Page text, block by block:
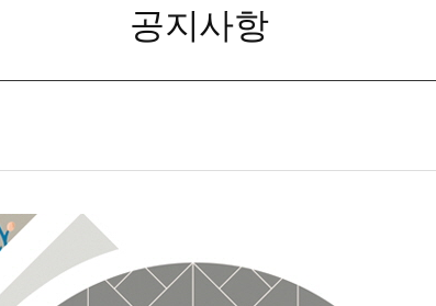
공지사항